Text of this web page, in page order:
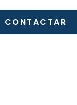
CONTACTAR